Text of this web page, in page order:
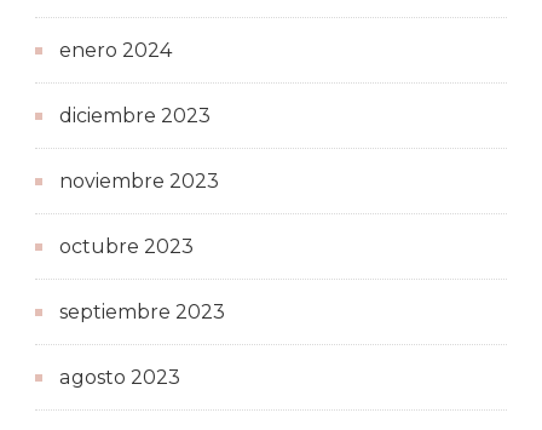
enero 2024
diciembre 2023
noviembre 2023
octubre 2023
septiembre 2023
agosto 2023